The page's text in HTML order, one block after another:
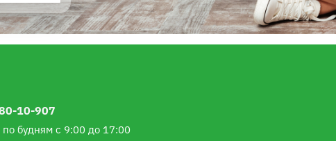
10-907
по будням с 9:00 до 17:00